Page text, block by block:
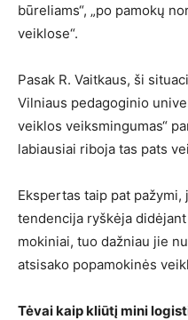
būreliams“, „po pamokų
veiklose“.
Pasak R. Vaitkaus, ši
Vilniaus pedagoginio
veiklos veiksmingumas“
labiausiai riboja tas pats
Ekspertas taip pat pažymi,
tendencija ryškėja
mokiniai, tuo dažniau jie
atsisako popamokinės
Tėvai kaip kliūtį mini